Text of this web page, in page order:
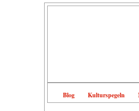
Blog Kulturspegeln